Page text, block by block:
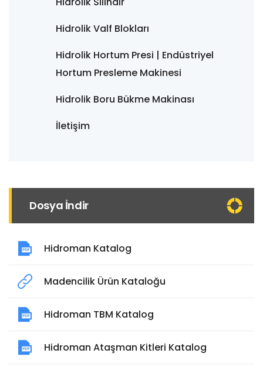
Hidrolik Valf Blokları
Hidrolik Hortum Presi | Endüstriyel
Hortum Presleme Makinesi
Hidrolik Boru Bükme Makinası
İletişim
Dosya İndir
Hidroman Katalog
Madencilik Ürün Kataloğu
Hidroman TBM Katalog
Hidroman Ataşman Kitleri Katalog